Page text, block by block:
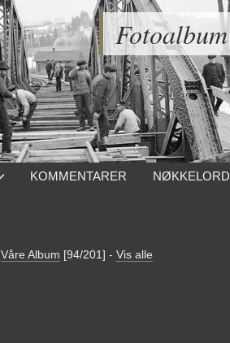
Fotoalbum
KOMMENTARER NØKKELORD
Våre Album [94/201] - Vis alle